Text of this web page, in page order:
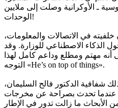
ـ الأوكرانية وصلت إلى ملايين
الوحدات!
في الاتصالات والمعلومات،
الذكاء الاصطناعي للوزارة. وقد
أنه مهتم ومطلع وداعم كامل لهذا
التوجه «He’s on top of things».
شفافية الدكتور فالح السليمان،
عندما تحدث بصراحة عن مخرجات
الأبحاث ما زالت تدور في الإطار